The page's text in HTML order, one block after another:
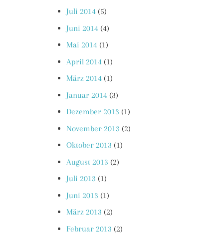
Juli 2014 (5)
Juni 2014 (4)
Mai 2014 (1)
April 2014 (1)
März 2014 (1)
Januar 2014 (3)
Dezember 2013 (1)
November 2013 (2)
Oktober 2013 (1)
August 2013 (2)
Juli 2013 (1)
Juni 2013 (1)
März 2013 (2)
Februar 2013 (2)